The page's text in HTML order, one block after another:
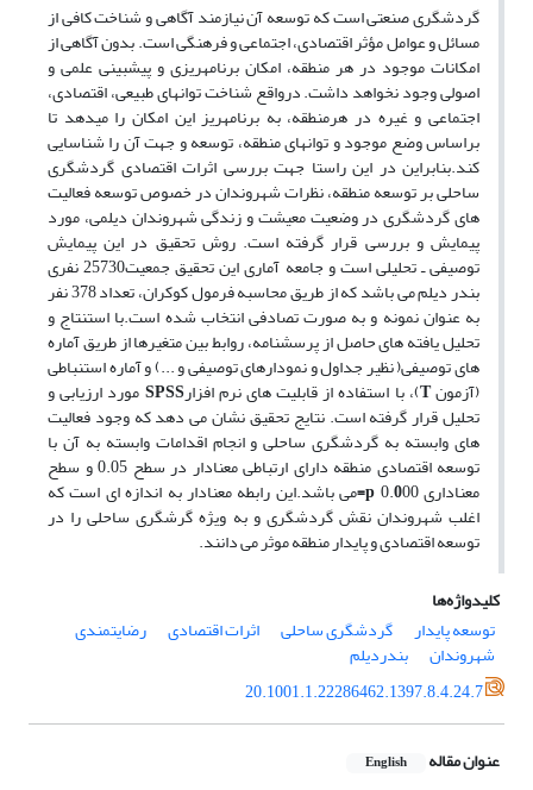
گردشگری صنعتی است که توسعه آن نیازمند آگاهی و شناخت کافی از
مسائل و عوامل مؤثر اقتصادی، اجتماعی و فرهنگی است. بدون آگاهی از
امکانات موجود در هر منطقه، امکان برنامه­ریزی و پیش­بینی علمی و
اصولی وجود نخواهد داشت. درواقع شناخت توان­های طبیعی، اقتصادی،
اجتماعی و غیره در هرمنطقه، به برنامه­ریز این امکان را می­دهد تا
براساس وضع موجود و توان­های منطقه، توسعه و جهت آن را شناسایی
کند.بنابراین در این راستا جهت بررسی اثرات اقتصادی گردشگری
ساحلی بر توسعه منطقه، نظرات شهروندان در خصوص توسعه فعالیت
های گردشگری در وضعیت معیشت و زندگی شهروندان دیلمی، مورد
پیمایش و بررسی قرار گرفته است. روش تحقیق در این پیمایش
توصیفی ـ تحلیلی است و جامعه آماری این تحقیق جمعیت25730 نفری
بندر دیلم می باشد که از طریق محاسبه فرمول کوکران، تعداد 378 نفر
به عنوان نمونه و به صورت تصادفی انتخاب شده است.با استنتاج و
تحلیل یافته های حاصل از پرسشنامه، روابط بین متغیرها از طریق آماره
های توصیفی( نظیر جداول و نمودارهای توصیفی و ...) و آماره استنباطی
(آزمونT)، با استفاده از قابلیت های نرم افزارSPSSمورد ارزیابی و
تحلیل قرار گرفته است. نتایج تحقیق نشان می دهد که وجود فعالیت
های وابسته به گردشگری ساحلی و انجام اقدامات وابسته به آن با
توسعه اقتصادی منطقه دارای ارتباطی معنادار در سطح 0.05 و سطح
معناداری 0. 000
p= می باشد.این رابطه معنادار به اندازه ای است که
اغلب شهروندان نقش گردشگری و به ویژه گرشگری ساحلی را در
توسعه اقتصادی و پایدار منطقه موثر می دانند.
کلیدواژه‌ها
توسعه پایدار
گردشگری ساحلی اثرات اقتصادی رضایتمندی
شهروندان
بندردیلم
20.1001.1.22286462.1397.8.4.24.7
عنوان مقاله English